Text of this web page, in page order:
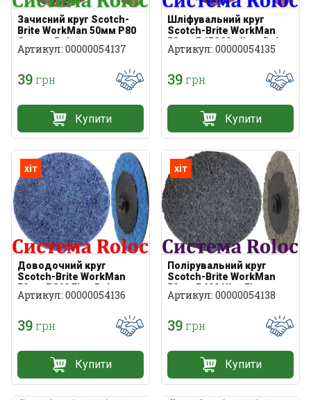
Зачисний круг Scotch-
Brite WorkMan 50мм P80
Coarse Roloc
Артикул: 00000054137
39грн
Купити
Шліфувальний круг
Scotch-Brite WorkMan
50мм P150 Medium Roloc
Артикул: 00000054135
39грн
Купити
хіт
Доводочний круг
Scotch-Brite WorkMan
50мм P240 Fine Roloc
Артикул: 00000054136
39грн
Купити
хіт
Полірувальний круг
Scotch-Brite WorkMan
50мм P600 UltraFine
Roloc
Артикул: 00000054138
39грн
Купити